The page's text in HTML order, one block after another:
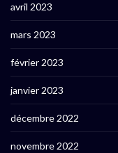
avril 2023
mars 2023
février 2023
janvier 2023
décembre 2022
novembre 2022